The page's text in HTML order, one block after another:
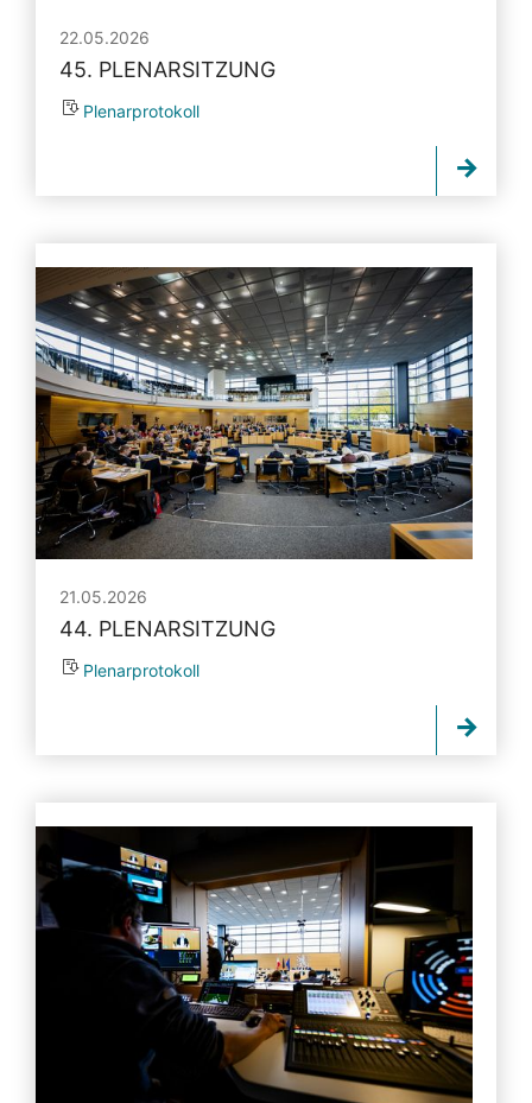
22.05.2026
45. PLENARSITZUNG
Plenarprotokoll
21.05.2026
44. PLENARSITZUNG
Plenarprotokoll